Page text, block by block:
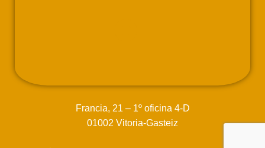
Francia, 21 – 1º oficina 4-D
01002 Vitoria-Gasteiz